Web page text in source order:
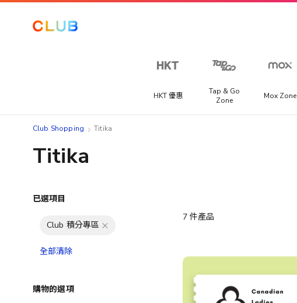
HKT 優惠
Tap & Go
Zone
Mox Zone
Club Shopping Titika
Titika
7件產品
已選項目
Club 積分專區
全部清除
購物的選項